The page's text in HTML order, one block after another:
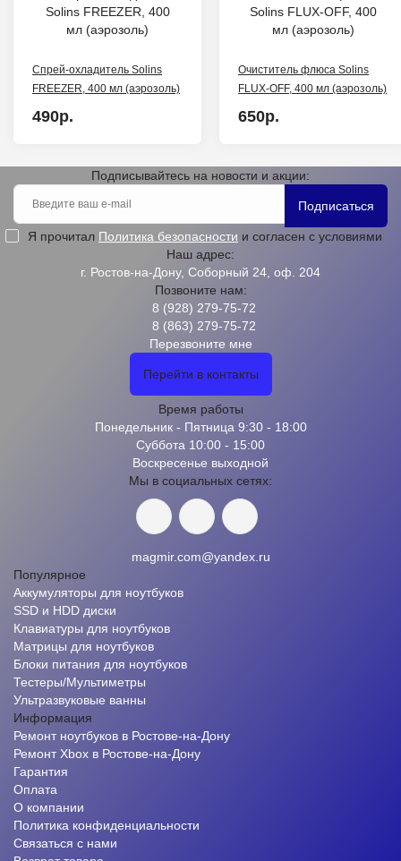
Спрей-охладитель Solins
FREEZER, 400 мл (аэрозоль)
490р.
Очиститель флюса Solins
FLUX-OFF, 400 мл (аэрозоль)
650р.
Подписывайтесь на новости и акции:
Подписаться
Я прочитал Политика безопасности и согласен с условиями
Наш адрес:
г. Ростов-на-Дону, Соборный 24, оф. 204
Позвоните нам:
8 (928) 279-75-72
8 (863) 279-75-72
Перезвоните мне
Перейти в контакты
Время работы
Понедельник - Пятница 9:30 - 18:00
Суббота 10:00 - 15:00
Воскресенье выходной
Мы в социальных сетях:
magmir.com@yandex.ru
Популярное
Аккумуляторы для ноутбуков
SSD и HDD диски
Клавиатуры для ноутбуков
Матрицы для ноутбуков
Блоки питания для ноутбуков
Тестеры/Мультиметры
Ультразвуковые ванны
Информация
Ремонт ноутбуков в Ростове-на-Дону
Ремонт Xbox в Ростове-на-Дону
Гарантия
Оплата
О компании
Политика конфиденциальности
Связаться с нами